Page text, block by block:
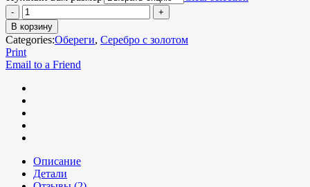
В корзину
Categories:Обереги, Серебро с золотом
Print
Email to a Friend
Описание
Детали